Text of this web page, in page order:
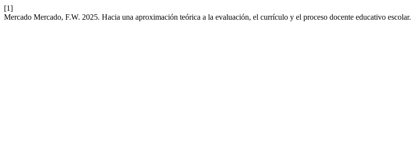
[1]
Mercado Mercado, F.W. 2025. Hacia una aproximación teórica a la evaluación, el currículo y el proceso docente educativo escolar.